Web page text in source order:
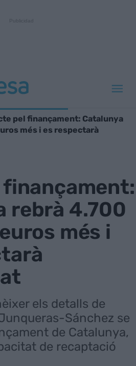
pel finançament: Catalunya
més i es respectarà
finançament:
rebrà 4.700
més i
els detalls de
Sánchez se
de Catalunya,
de recaptació